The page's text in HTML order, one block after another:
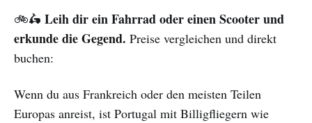
🚲🛵 Leih dir ein Fahrrad oder einen Scooter und
erkunde die Gegend. Preise vergleichen und direkt
buchen:
Wenn du aus Frankreich oder den meisten Teilen
Europas anreist, ist Portugal mit Billigfliegern wie